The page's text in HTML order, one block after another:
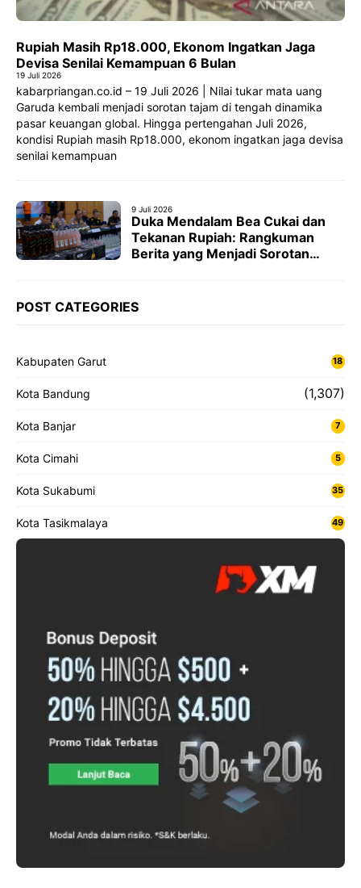
Rupiah Masih Rp18.000, Ekonom Ingatkan Jaga
Devisa Senilai Kemampuan 6 Bulan
19 Juli 2026
kabarpriangan.co.id – 19 Juli 2026 | Nilai tukar mata uang
Garuda kembali menjadi sorotan tajam di tengah dinamika
pasar keuangan global. Hingga pertengahan Juli 2026,
kondisi Rupiah masih Rp18.000, ekonom ingatkan jaga devisa
senilai kemampuan
9 Juli 2026
Duka Mendalam Bea Cukai dan
Tekanan Rupiah: Rangkuman
Berita yang Menjadi Sorotan
POST CATEGORIES
Kabupaten Garut 18
Kota Bandung (1,307)
Kota Banjar 7
Kota Cimahi 5
Kota Sukabumi 35
Kota Tasikmalaya 49